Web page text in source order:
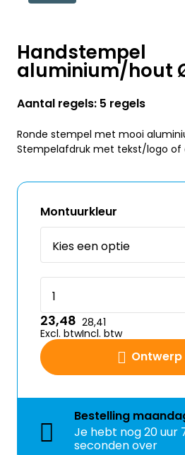
Handstempel
aluminium/hout
Aantal regels: 5 regels
Ronde stempel met mooi
Stempelafdruk met tekst/logo of
Montuurkleur
Ontwerp
23,48
Excl. btw
28,41
Incl. btw
Bestelling
Je hebt nog20 uur
seconden over